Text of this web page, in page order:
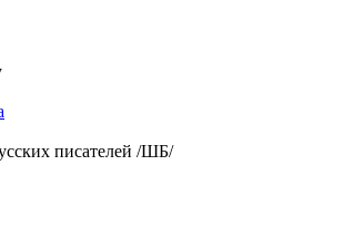
писателей /ШБ/